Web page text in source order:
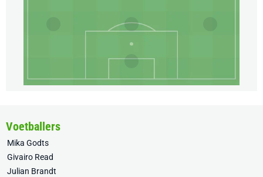
Voetballers
Mika Godts
Givairo Read
Julian Brandt